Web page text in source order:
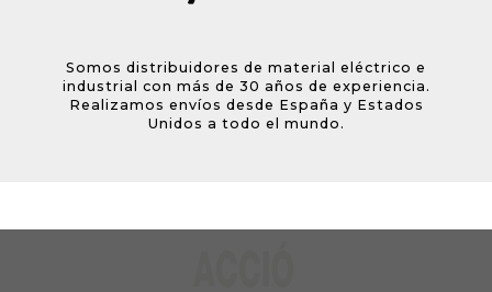
Somos distribuidores de material eléctrico e
industrial con más de 30 años de experiencia.
Realizamos envíos desde España y Estados
Unidos a todo el mundo.